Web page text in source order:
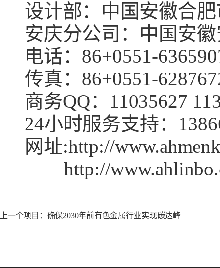
设计部：中国安徽合肥
安庆分公司：中国安徽
电话：86+0551-
传真：86+0551-
商务QQ：11035627
24小时服务支持：
网址:http://
http://
上一个项目： 确保2030年前有色金属行业实现碳达峰